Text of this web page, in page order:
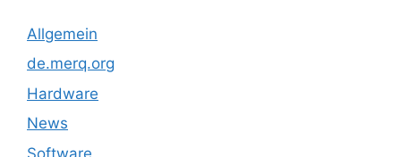
Allgemein
de.merq.org
Hardware
News
Software